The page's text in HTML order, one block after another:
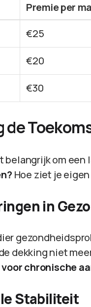
Premie per
€25
€20
€30
de
belangrijk om
Hoe ziet je
in
dekking niet
chronische
Stabiliteit